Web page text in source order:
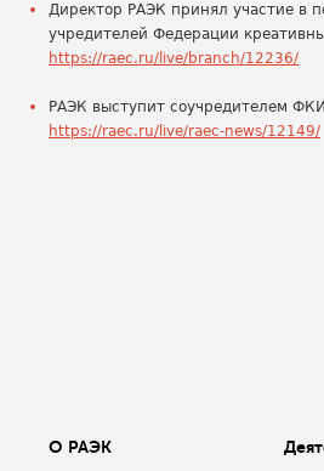
Директор РАЭК принял участие в
учредителей Федерации
https://raec.ru/live/branch/12236/
РАЭК выступит соучредителем
https://raec.ru/live/raec-news/12149/
О РАЭК